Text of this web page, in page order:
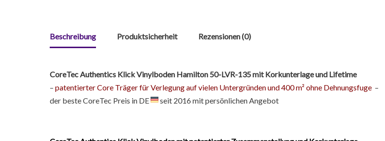
Beschreibung Produktsicherheit Rezensionen (0)
CoreTec Authentics Klick Vinylboden Hamilton 50-LVR-135mit Korkunterlage und Lifetime
– patentierter Core Träger für Verlegung auf vielen Untergründen und 400 m² ohne Dehnungsfuge –
der beste CoreTec Preis in DE
seit 2016 mit persönlichen Angebot